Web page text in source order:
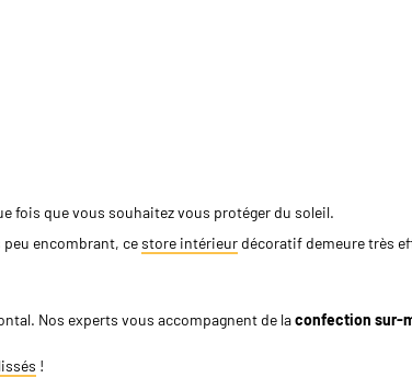
fois que vous souhaitez vous protéger du soleil.
peu encombrant, cestore intérieurdécoratif demeure très
Nos experts vous accompagnent de laconfection sur-
!